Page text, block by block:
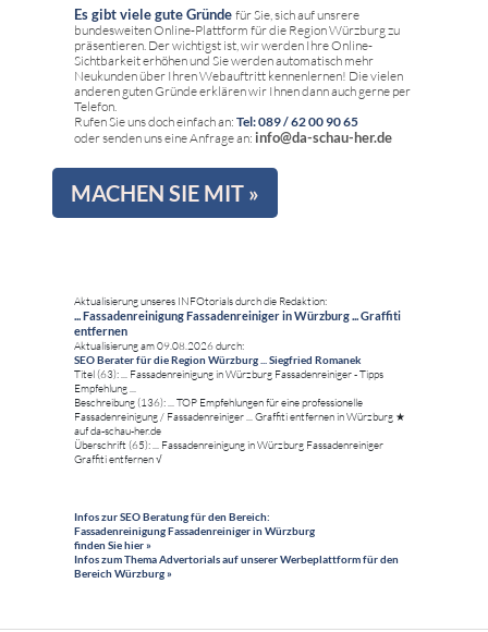
Es gibt viele gute Gründe für Sie, sich auf unsrere
bundesweiten Online-Plattform für die Region Würzburg zu
präsentieren. Der wichtigst ist, wir werden Ihre Online-
Sichtbarkeit erhöhen und Sie werden automatisch mehr
Neukunden über Ihren Webauftritt kennenlernen! Die vielen
anderen guten Gründe erklären wir Ihnen dann auch gerne per
Telefon.
Rufen Sie uns doch einfach an: Tel: 089 / 62 00 90 65
oder senden uns eine Anfrage an: info@da-schau-her.de
MACHEN SIE MIT »
Aktualisierung unseres INFOtorials durch die Redaktion:
... Fassadenreinigung Fassadenreiniger in Würzburg ... Graffiti
entfernen
Aktualisierung am 09.08.2026 durch:
SEO Berater für die Region Würzburg ... Siegfried Romanek
Titel (63): ... Fassadenreinigung in Würzburg Fassadenreiniger - Tipps
Empfehlung ...
Beschreibung (136): ... TOP Empfehlungen für eine professionelle
Fassadenreinigung / Fassadenreiniger ... Graffiti entfernen in Würzburg ★
auf da-schau-her.de
Überschrift (65): ... Fassadenreinigung in Würzburg Fassadenreiniger
Graffiti entfernen √
Infos zur SEO Beratung für den Bereich:
Fassadenreinigung Fassadenreiniger in Würzburg
finden Sie hier »
Infos zum Thema Advertorials auf unserer Werbeplattform für den
Bereich Würzburg »